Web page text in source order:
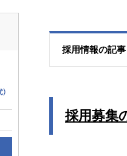
採用情報の記事
採用募集